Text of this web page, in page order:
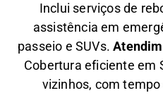
Inclui serviços de
assistência em
passeio e SUVs.
Cobertura eficiente em
vizinhos, com